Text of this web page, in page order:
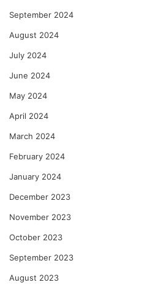
September 2024
August 2024
July 2024
June 2024
May 2024
April 2024
March 2024
February 2024
January 2024
December 2023
November 2023
October 2023
September 2023
August 2023